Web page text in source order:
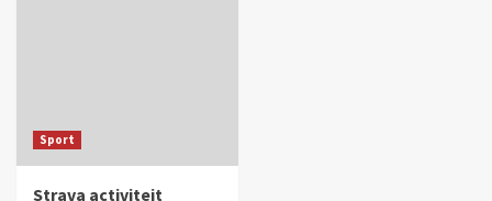
Sport
Strava activiteit